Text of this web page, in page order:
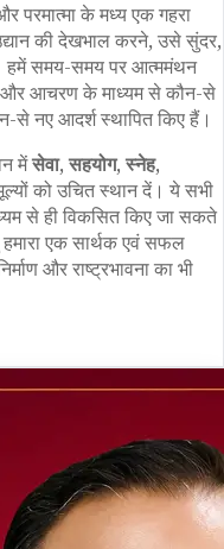
परमात्मा के मध्य एक गहरा
की देखभाल करने, उसे सुंदर,
हमें समय-समय पर आत्ममंथन
और आचरण के माध्यम से कौन-से
से नए आदर्श स्थापित किए हैं।
मेंसेवा, सहयोग, स्नेह,
को उचित स्थान दें। ये सभी
से ही विकसित किए जा सकते
हमारा एक सार्थक एवं सफल
और राष्ट्रभावना का भी